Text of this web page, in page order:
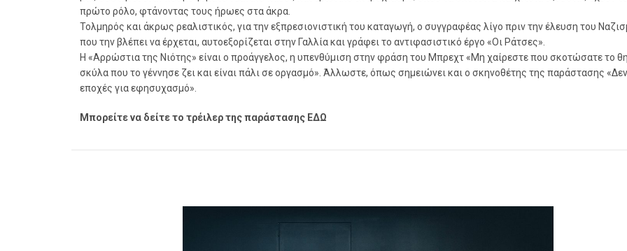
πρώτο ρόλο, φτάνοντας τους ήρωες στα άκρα.
Τολμηρός και άκρως ρεαλιστικός, για την εξπρεσιονιστική του καταγωγή, ο συγγραφέας λίγο πριν την έλευση του
που την βλέπει να έρχεται, αυτοεξορίζεται στην Γαλλία και γράφει το αντιφασιστικό έργο «Οι Ράτσες».
Η «Αρρώστια της Νιότης» είναι ο προάγγελος, η υπενθύμιση στην φράση του Μπρεχτ «Μη χαίρεστε που σκοτώσατε το
σκύλα που το γέννησε ζει και είναι πάλι σε οργασμό». Άλλωστε, όπως σημειώνει και ο σκηνοθέτης της παράστασης «Δεν
εποχές για εφησυχασμό».
Μπορείτε να δείτε το τρέιλερ της παράστασης ΕΔΩ